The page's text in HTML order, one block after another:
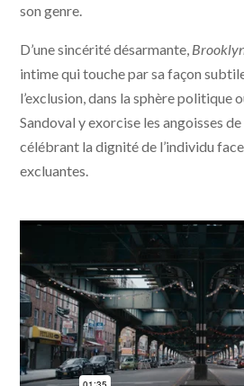
son genre.
D’une sincérité désarmante,
intime qui touche par sa façon
l’exclusion, dans la sphère politique
Sandoval y exorcise les angoisses
célébrant la dignité de l’individu
excluantes.